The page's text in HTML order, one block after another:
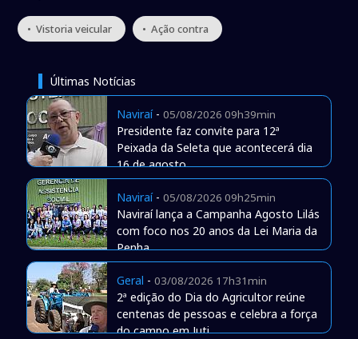
• Vistoria veicular • Ação contra
Últimas Notícias
Naviraí- 05/08/2026 09h39min
Presidente faz convite para 12ª
Peixada da Seleta que acontecerá dia
16 de agosto
Naviraí- 05/08/2026 09h25min
Naviraí lança a Campanha Agosto Lilás
com foco nos 20 anos da Lei Maria da
Penha
Geral - 03/08/2026 17h31min
2ª edição do Dia do Agricultor reúne
centenas de pessoas e celebra a força
do campo em Juti